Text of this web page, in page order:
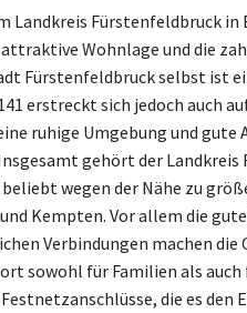
Landkreis Fürstenfeldbruck in
Wohnlage und die
Fürstenfeldbruck selbst ist
erstreckt sich jedoch auch
ruhige Umgebung und gute
gehört der
wegen der Nähe zu
Kempten. Vor allem die
Verbindungen machen die
sowohl für Familien als
die es den